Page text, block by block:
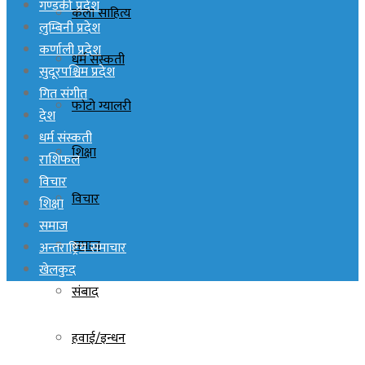
कला साहित्य
धर्म संस्कती
फोटो ग्यालरी
शिक्षा
विचार
समाज
संबाद
हवाई/इन्धन
गण्डकी प्रदेश
लुम्बिनी प्रदेश
कर्णाली प्रदेश
सुदूरपश्चिम प्रदेश
गित संगीत
देश
धर्म संस्कती
राशिफल
विचार
शिक्षा
समाज
अन्तराष्ट्रिय समाचार
खेलकुद